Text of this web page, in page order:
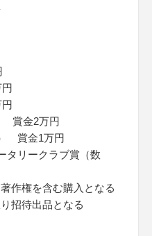
賞金2万円
賞金1万円
タリークラブ賞（数
作権を含む購入となる
招待出品となる